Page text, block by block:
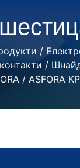
/
/
/ ASFORA